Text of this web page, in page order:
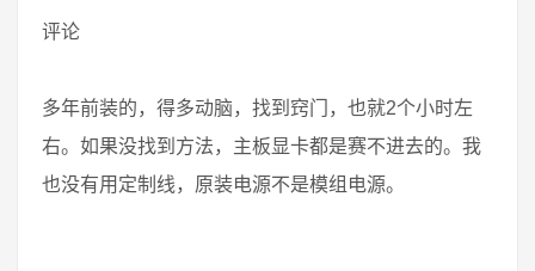
评论
多年前装的，得多动脑，找到窍门，也就2个小时左
右。如果没找到方法，主板显卡都是赛不进去的。我
也没有用定制线，原装电源不是模组电源。